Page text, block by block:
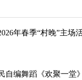
年春季“村晚”主
编舞蹈《欢聚一